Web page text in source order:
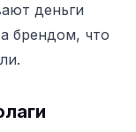
деньги
брендом, что